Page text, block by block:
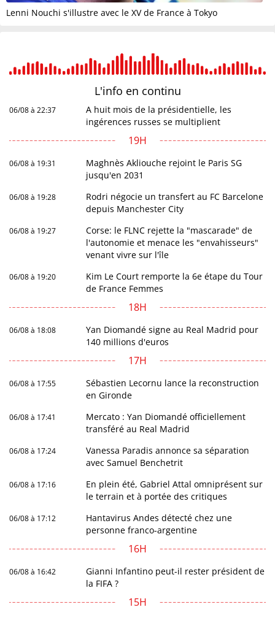
Lenni Nouchi s'illustre avec le XV de France à Tokyo
L'info en continu
06/08 à 22:37
A huit mois de la présidentielle, les
ingérences russes se multiplient
19H
06/08 à 19:31
Maghnès Akliouche rejoint le Paris SG
jusqu'en 2031
06/08 à 19:28
Rodri négocie un transfert au FC Barcelone
depuis Manchester City
06/08 à 19:27
Corse: le FLNC rejette la "mascarade" de
l'autonomie et menace les "envahisseurs"
venant vivre sur l'île
06/08 à 19:20
Kim Le Court remporte la 6e étape du Tour
de France Femmes
18H
06/08 à 18:08
Yan Diomandé signe au Real Madrid pour
140 millions d'euros
17H
06/08 à 17:55
Sébastien Lecornu lance la reconstruction
en Gironde
06/08 à 17:41
Mercato : Yan Diomandé officiellement
transféré au Real Madrid
06/08 à 17:24
Vanessa Paradis annonce sa séparation
avec Samuel Benchetrit
06/08 à 17:16
En plein été, Gabriel Attal omniprésent sur
le terrain et à portée des critiques
06/08 à 17:12
Hantavirus Andes détecté chez une
personne franco-argentine
16H
06/08 à 16:42
Gianni Infantino peut-il rester président de
la FIFA ?
15H